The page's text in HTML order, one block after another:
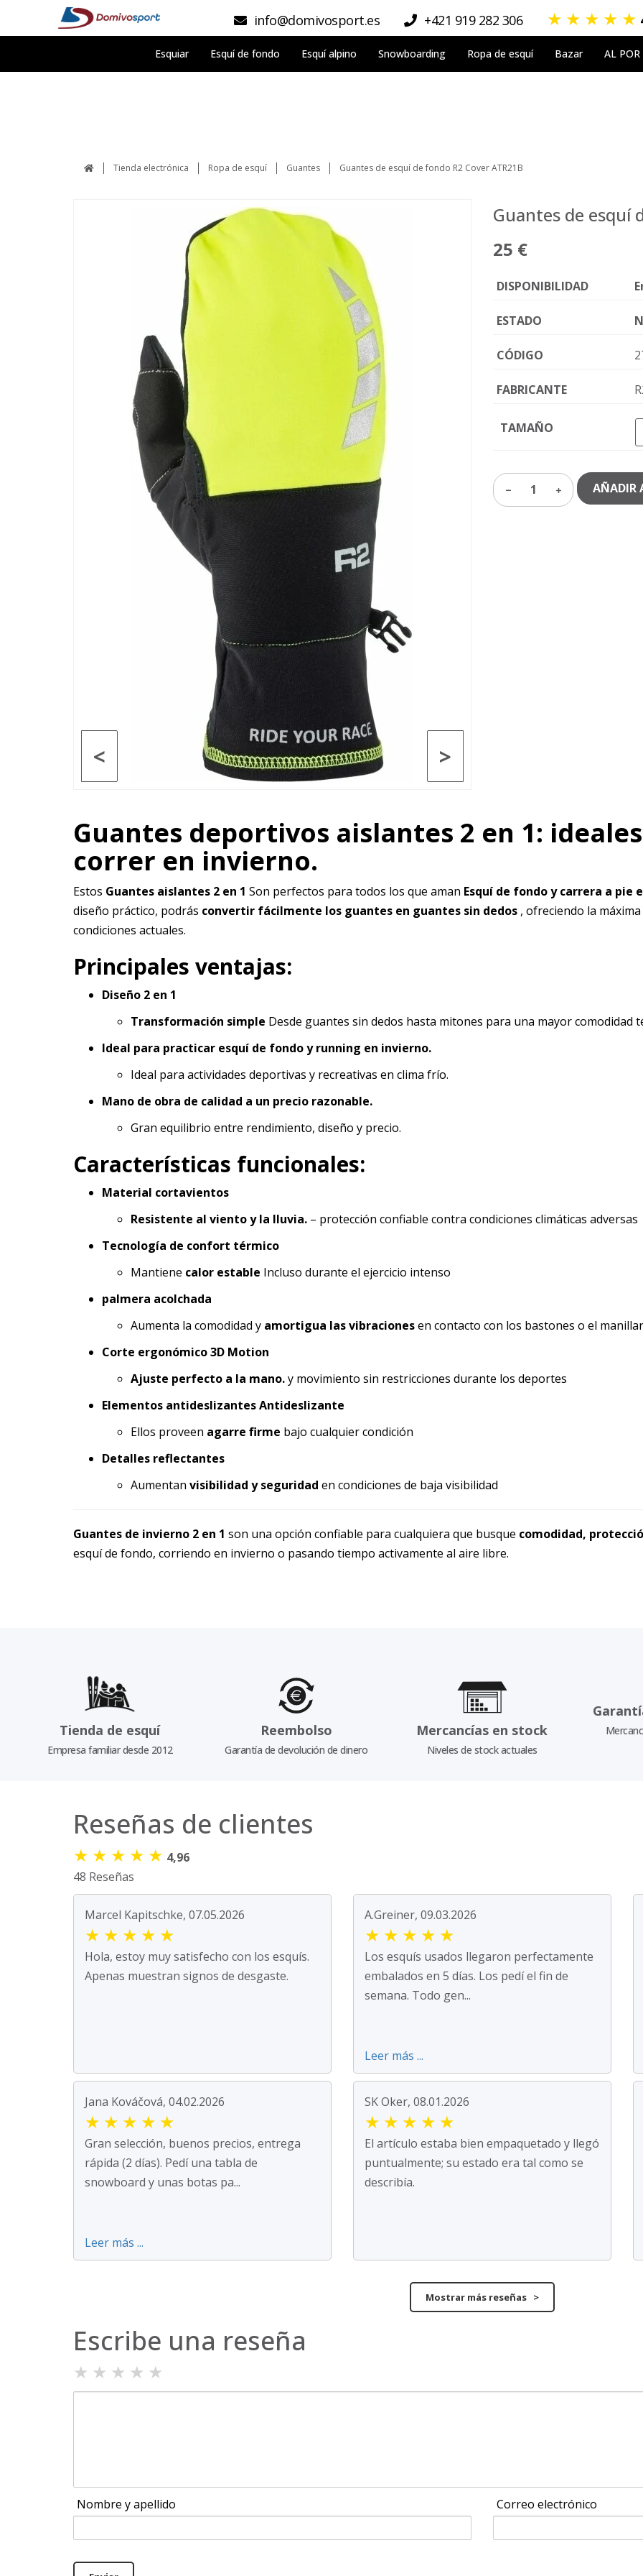
info@domivosport.es +421 919 282 306 ★ ★ ★ ★ ★
Esquiar Esquí de fondo Esquí alpino Snowboarding Ropa de esquí Bazar AL
Tienda electrónica Ropa de esquí Guantes Guantes de esquí de fondo R2 Cover ATR21B
>
<
Guantes de esquí
25 €
DISPONIBILIDAD
ESTADO
CÓDIGO
FABRICANTE
TAMAÑO
1 AÑADIR
Guantes deportivos aislantes 2 en 1:
correr en invierno.
Estos Guantes aislantes 2 en 1 Son perfectos para todos los que aman Esquí de fondo y carrera a pie
diseño práctico, podrás convertir fácilmente los guantes en guantes sin dedos , ofreciendo la
condiciones actuales.
Principales ventajas:
Diseño 2 en 1
Transformación simple Desde guantes sin dedos hasta mitones para una mayor comodidad
Ideal para practicar esquí de fondo y running en invierno.
Ideal para actividades deportivas y recreativas en clima frío.
Mano de obra de calidad a un precio razonable.
Gran equilibrio entre rendimiento, diseño y precio.
Características funcionales:
Material cortavientos
Resistente al viento y la lluvia. – protección confiable contra condiciones climáticas adversas
Tecnología de confort térmico
Mantiene calor estable Incluso durante el ejercicio intenso
palmera acolchada
Aumenta la comodidad y amortigua las vibracionesen contacto con los bastones o el
Corte ergonómico 3D Motion
Ajuste perfecto a la mano.y movimiento sin restricciones durante los deportes
Elementos antideslizantes Antideslizante
Ellos proveen agarre firme bajo cualquier condición
Detalles reflectantes
Aumentan visibilidad y seguridad en condiciones de baja visibilidad
Guantes de invierno 2 en 1 son una opción confiable para cualquiera que busque comodidad,
esquí de fondo, corriendo en invierno o pasando tiempo activamente al aire libre.
Tienda de esquí
Empresa familiar desde 2012
Reembolso
Garantía de devolución de dinero
Mercancías en stock
Niveles de stock actuales
Reseñas de clientes
★ ★ ★ ★ ★ 4,96
48 Reseñas
Marcel Kapitschke, 07.05.2026
★ ★ ★ ★ ★
Hola, estoy muy satisfecho con los esquís.
Apenas muestran signos de desgaste.
A.Greiner, 09.03.2026
★ ★ ★ ★ ★
Los esquís usados llegaron perfectamente
embalados en 5 días. Los pedí el fin de
semana. Todo gen...
Leer más ...
Jana Kováčová, 04.02.2026
★ ★ ★ ★ ★
Gran selección, buenos precios, entrega
rápida (2 días). Pedí una tabla de
snowboard y unas botas pa...
Leer más ...
SK Oker, 08.01.2026
★ ★ ★ ★ ★
El artículo estaba bien empaquetado y llegó
puntualmente; su estado era tal como se
describía.
Mostrar más reseñas >
Escribe una reseña
★ ★ ★ ★ ★
Nombre y apellido Correo electrónico